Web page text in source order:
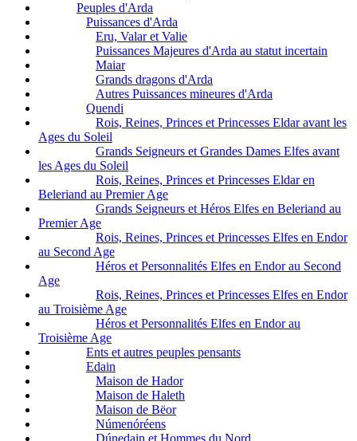
Peuples d'Arda
Puissances d'Arda
Eru, Valar et Valie
Puissances Majeures d'Arda au statut incertain
Maiar
Grands dragons d'Arda
Autres Puissances mineures d'Arda
Quendi
Rois, Reines, Princes et Princesses Eldar avant les
Ages du Soleil
Grands Seigneurs et Grandes Dames Elfes avant
les Ages du Soleil
Rois, Reines, Princes et Princesses Eldar en
Beleriand au Premier Age
Grands Seigneurs et Héros Elfes en Beleriand au
Premier Age
Rois, Reines, Princes et Princesses Elfes en Endor
au Second Age
Héros et Personnalités Elfes en Endor au Second
Age
Rois, Reines, Princes et Princesses Elfes en Endor
au Troisième Age
Héros et Personnalités Elfes en Endor au
Troisième Age
Ents et autres peuples pensants
Edain
Maison de Hador
Maison de Haleth
Maison de Bëor
Númenóréens
Dúnedain et Hommes du Nord